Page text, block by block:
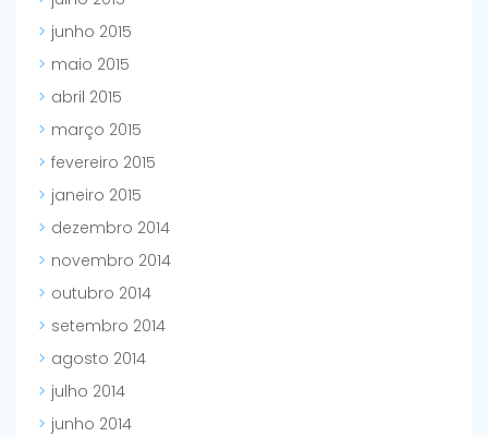
junho 2015
maio 2015
abril 2015
março 2015
fevereiro 2015
janeiro 2015
dezembro 2014
novembro 2014
outubro 2014
setembro 2014
agosto 2014
julho 2014
junho 2014